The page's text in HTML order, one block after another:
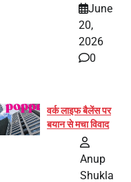
June
20,
2026
0
वर्क लाइफ बैलेंस पर
बयान से मचा विवाद
Anup
Shukla